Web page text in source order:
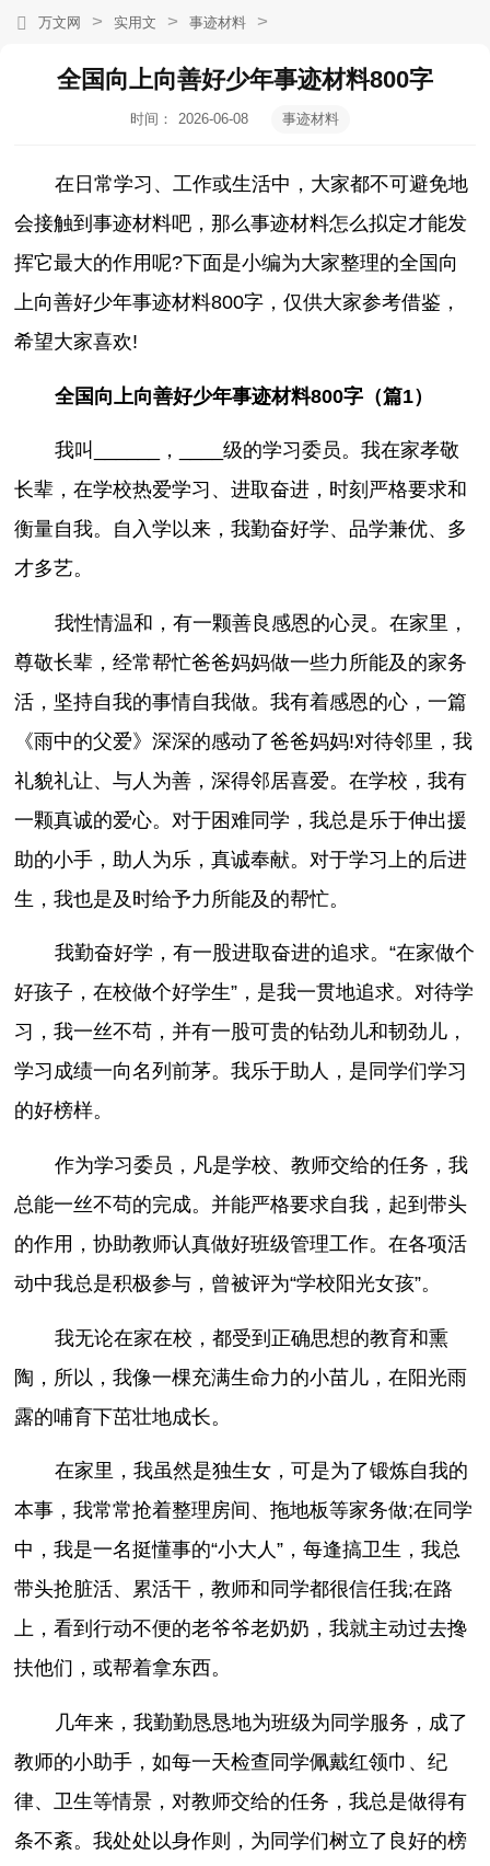
万文网 > 实用文 > 事迹材料 >
全国向上向善好少年事迹材料800字
时间：
2026-06-08
事迹材料
在日常学习、工作或生活中，大家都不可避免地
会接触到事迹材料吧，那么事迹材料怎么拟定才能发
挥它最大的作用呢?下面是小编为大家整理的全国向
上向善好少年事迹材料800字，仅供大家参考借鉴，
希望大家喜欢!
全国向上向善好少年事迹材料800字（篇1）
我叫______，____级的学习委员。我在家孝敬
长辈，在学校热爱学习、进取奋进，时刻严格要求和
衡量自我。自入学以来，我勤奋好学、品学兼优、多
才多艺。
我性情温和，有一颗善良感恩的心灵。在家里，
尊敬长辈，经常帮忙爸爸妈妈做一些力所能及的家务
活，坚持自我的事情自我做。我有着感恩的心，一篇
《雨中的父爱》深深的感动了爸爸妈妈!对待邻里，我
礼貌礼让、与人为善，深得邻居喜爱。在学校，我有
一颗真诚的爱心。对于困难同学，我总是乐于伸出援
助的小手，助人为乐，真诚奉献。对于学习上的后进
生，我也是及时给予力所能及的帮忙。
我勤奋好学，有一股进取奋进的追求。“在家做个
好孩子，在校做个好学生”，是我一贯地追求。对待学
习，我一丝不苟，并有一股可贵的钻劲儿和韧劲儿，
学习成绩一向名列前茅。我乐于助人，是同学们学习
的好榜样。
作为学习委员，凡是学校、教师交给的任务，我
总能一丝不苟的完成。并能严格要求自我，起到带头
的作用，协助教师认真做好班级管理工作。在各项活
动中我总是积极参与，曾被评为“学校阳光女孩”。
我无论在家在校，都受到正确思想的教育和熏
陶，所以，我像一棵充满生命力的小苗儿，在阳光雨
露的哺育下茁壮地成长。
在家里，我虽然是独生女，可是为了锻炼自我的
本事，我常常抢着整理房间、拖地板等家务做;在同学
中，我是一名挺懂事的“小大人”，每逢搞卫生，我总
带头抢脏活、累活干，教师和同学都很信任我;在路
上，看到行动不便的老爷爷老奶奶，我就主动过去搀
扶他们，或帮着拿东西。
几年来，我勤勤恳恳地为班级为同学服务，成了
教师的小助手，如每一天检查同学佩戴红领巾、纪
律、卫生等情景，对教师交给的任务，我总是做得有
条不紊。我处处以身作则，为同学们树立了良好的榜